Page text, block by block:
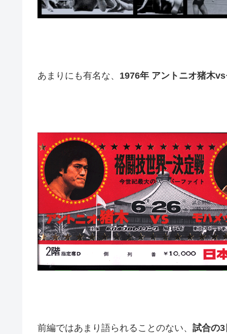
あまりにも有名な、 1976年 アントニオ猪木
前編ではあまり語られることのない、 試合の